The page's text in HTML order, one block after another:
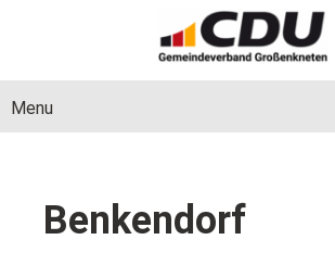
Menu
Benkendorf